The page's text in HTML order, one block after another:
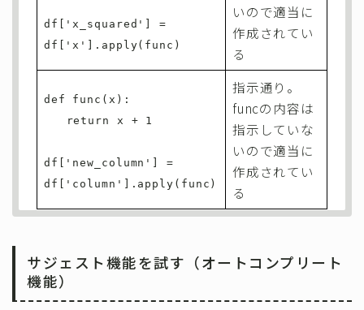
df['x_squared'] =
df['x'].apply(func)
いので適当に
作成されてい
る
def func(x):
return x + 1
df['new_column'] =
df['column'].apply(func)
指示通り。
funcの内容は
指示していな
いので適当に
作成されてい
る
サジェスト機能を試す （オートコンプリート
機能）